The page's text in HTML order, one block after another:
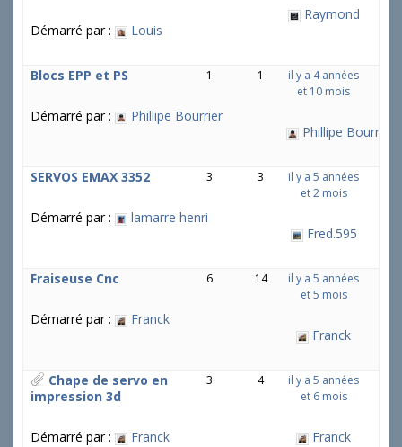
Démarré par : Louis
Raymond
Blocs EPP et PS
Démarré par : Phillipe Bourrier
1 1
il y a 4 années
et 10 mois
Phillipe Bourrier
SERVOS EMAX 3352
Démarré par : lamarre henri
3 3
il y a 5 années
et 2 mois
Fred.595
Fraiseuse Cnc
Démarré par : Franck
6 14
il y a 5 années
et 5 mois
Franck
Chape de servo en
impression 3d
Démarré par : Franck
3 4
il y a 5 années
et 6 mois
Franck